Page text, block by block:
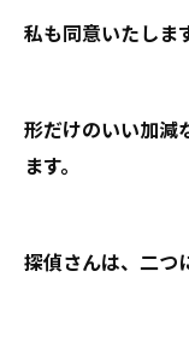
私も同意いたしま
形だけのいい加減
ます。
探偵さんは、二つ